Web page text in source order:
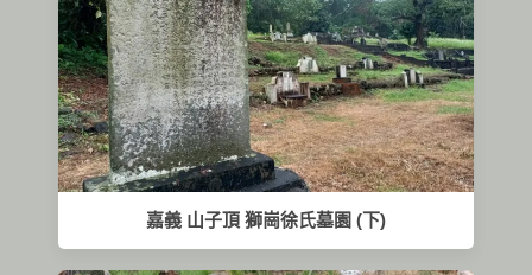
嘉義 山子頂 獅崗徐氏墓園 (下)